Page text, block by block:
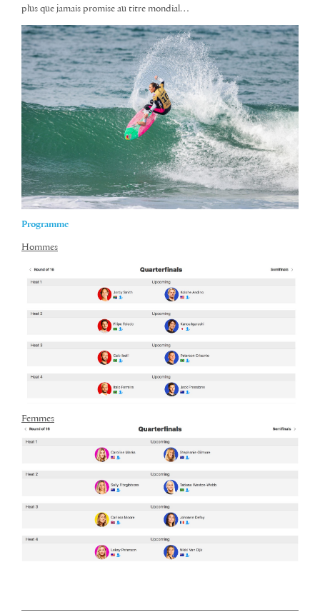
plus que jamais promise au titre mondial…
Programme
Hommes
Femmes